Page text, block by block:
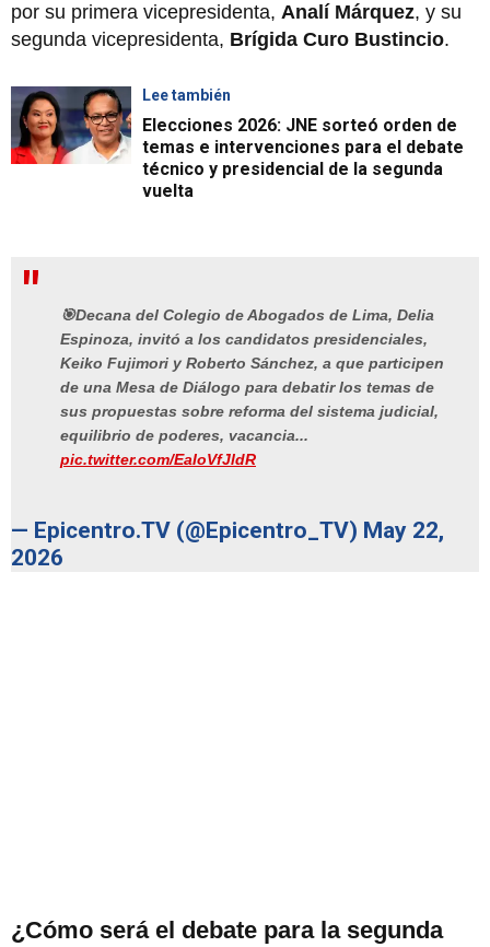
por su primera vicepresidenta, Analí Márquez, y su
segunda vicepresidenta, Brígida Curo Bustincio.
Lee también
Elecciones 2026: JNE sorteó orden de
temas e intervenciones para el debate
técnico y presidencial de la segunda
vuelta
🎯Decana del Colegio de Abogados de Lima, Delia
Espinoza, invitó a los candidatos presidenciales,
Keiko Fujimori y Roberto Sánchez, a que participen
de una Mesa de Diálogo para debatir los temas de
sus propuestas sobre reforma del sistema judicial,
equilibrio de poderes, vacancia...
pic.twitter.com/EaIoVfJldR
— Epicentro.TV (@Epicentro_TV) May 22,
2026
¿Cómo será el debate para la segunda